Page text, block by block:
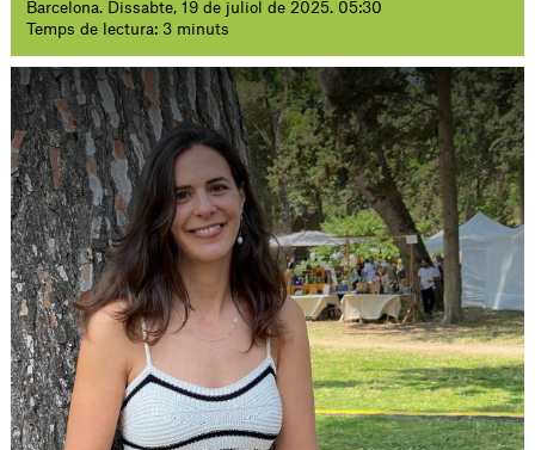
Barcelona. Dissabte, 19 de juliol de 2025. 05:30
Temps de lectura: 3 minuts